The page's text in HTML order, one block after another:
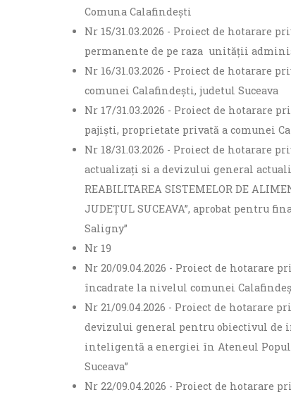
Comuna Calafindești
Nr 15/31.03.2026 - Proiect de
permanente de pe raza unității
Nr 16/31.03.2026 - Proiect de hotarare
comunei Calafindești, judetul Suceava
Nr 17/31.03.2026 - Proiect de
pajiști, proprietate privată a comunei
Nr 18/31.03.2026 - Proiect de
actualizați si a devizului general
REABILITAREA SISTEMELOR DE
JUDEȚUL SUCEAVA”, aprobat
Saligny”
Nr 19
Nr 20/09.04.2026 - Proiect de hotarare
încadrate la nivelul comunei
Nr 21/09.04.2026 - Proiect de
devizului general pentru obiectivul de
inteligentă a energiei în Ateneul
Suceava”
Nr 22/09.04.2026 - Proiect de hotarare